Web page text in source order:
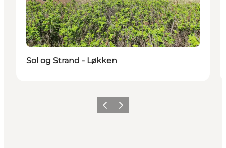
Sol og Strand - Løkken
ForrigeNæste